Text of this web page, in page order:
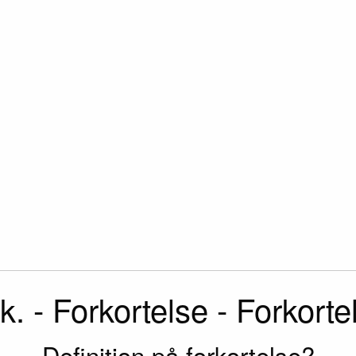
- Forkortelse -